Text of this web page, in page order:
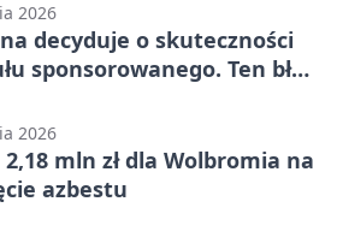
2026
decyduje o skuteczności
sponsorowanego. Ten błąd
2026
2,18 mln zł dla Wolbromia na
azbestu